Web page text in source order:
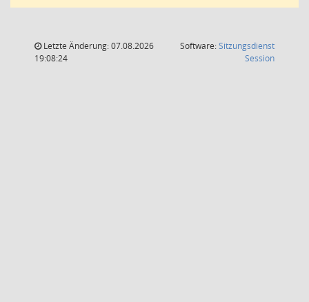
Letzte Änderung: 07.08.2026
19:08:24
Software:Sitzungsdienst
Session(Wird in